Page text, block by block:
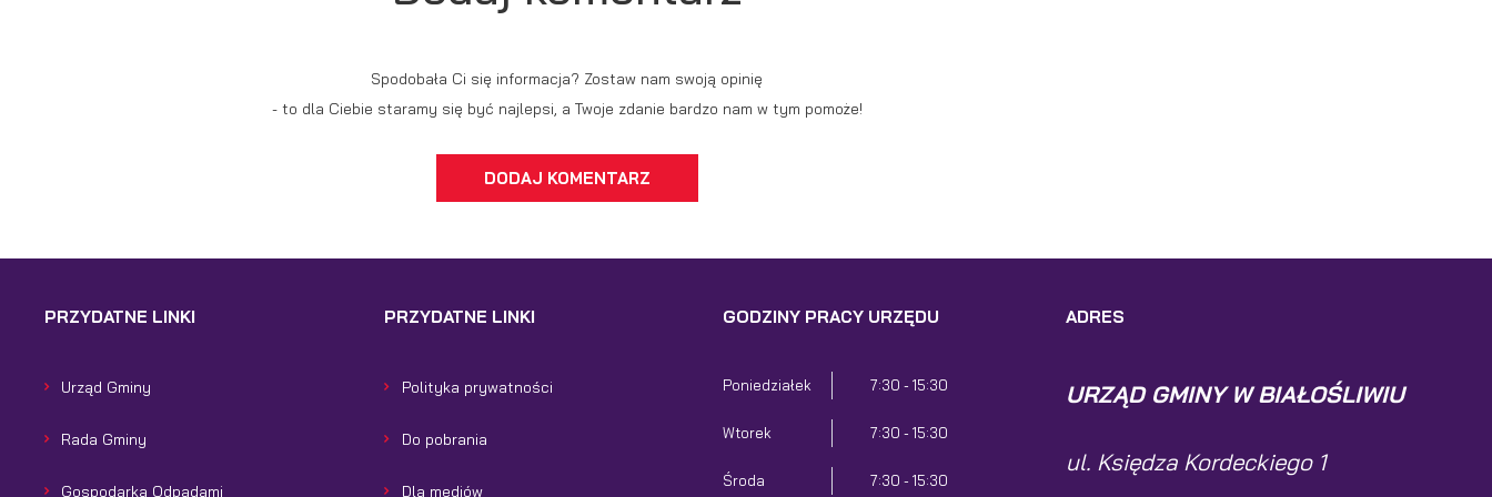
Spodobała Ci się informacja? Zostaw nam swoją opinię
- to dla Ciebie staramy się być najlepsi, a Twoje zdanie bardzo nam w tym pomoże!
DODAJ KOMENTARZ
PRZYDATNE LINKI
Urząd Gminy
Rada Gminy
Gospodarka Odpadami
PRZYDATNE LINKI
Polityka prywatności
Do pobrania
Dla mediów
GODZINY PRACY URZĘDU
Poniedziałek 7:30 - 15:30
Wtorek 7:30 - 15:30
Środa 7:30 - 15:30
ADRES
URZĄD GMINY W BIAŁOŚLIWIU
ul. Księdza Kordeckiego 1
podmiotów trzecich lub firm będących naszymi partnerami oraz innych dostawców